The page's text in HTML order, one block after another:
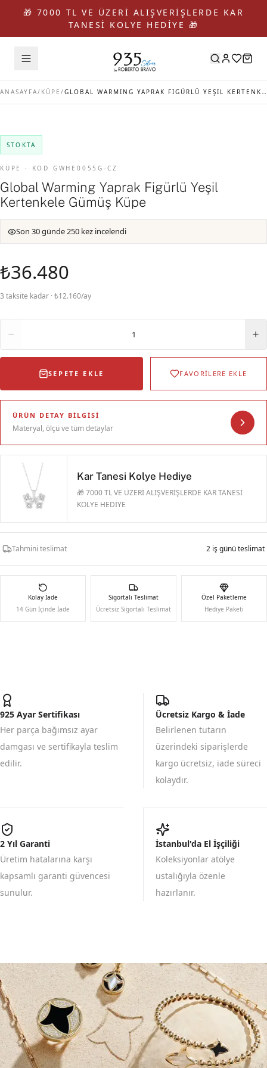
🎁 7000 TL VE ÜZERİ ALIŞVERİŞLERDE KAR
TANESİ KOLYE HEDİYE 🎁
ANASAYFA/ KÜPE / GLOBAL WARMING YAPRAK FIGÜRLÜ YEŞIL KERTENKELE GÜMÜŞ KÜPE
STOKTA
KÜPE · KOD GWHE0055G-CZ
Global Warming Yaprak Figürlü Yeşil
Kertenkele Gümüş Küpe
Son 30 günde 250 kez incelendi
₺36.480
3 taksite kadar · ₺12.160/ay
1
SEPETE EKLE FAVORİLERE EKLE
ÜRÜN DETAY BILGISI
Materyal, ölçü ve tüm detaylar
Kar Tanesi Kolye Hediye
🎁 7000 TL VE ÜZERİ ALIŞVERİŞLERDE KAR TANESİ
KOLYE HEDİYE
Tahmini teslimat 2 iş günü teslimat
Kolay İade
14 Gün İçinde İade
Sigortalı Teslimat
Ücretsiz Sigortalı Teslimat
Özel Paketleme
Hediye Paketi
925 Ayar Sertifikası
Her parça bağımsız ayar
damgası ve sertifikayla teslim
edilir.
Ücretsiz Kargo & İade
Belirlenen tutarın
üzerindeki siparişlerde
kargo ücretsiz, iade süreci
kolaydır.
2 Yıl Garanti
Üretim hatalarına karşı
kapsamlı garanti güvencesi
sunulur.
İstanbul'da El İşçiliği
Koleksiyonlar atölye
ustalığıyla özenle
hazırlanır.